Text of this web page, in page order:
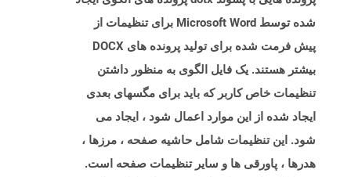
شده توسط Microsoft Word برای تنظیمات از
پیش فرمت شده برای تولید پرونده های DOCX
بیشتر هستند. یک فایل الگوی به منظور داشتن
تنظیمات خاص کاربر که باید برای مگسهای بعدی
ایجاد شده از این موارد اعمال شود ، ایجاد می
شود. این تنظیمات شامل حاشیه صفحه ، مرزها ،
هدرها ، پاورقی ها و سایر تنظیمات صفحه است.